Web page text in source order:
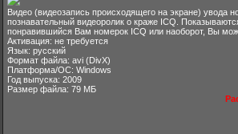
Видео (видеозапись происходящего на экране)
познавательный видеоролик о краже ICQ.
понравившийся Вам номерок ICQ или наоборот, Вы
Активация: не требуется
Язык: русский
Формат файла: avi (DivX)
Платформа/ОС: Windows
Год выпуска: 2009
Размер файла: 79 МБ